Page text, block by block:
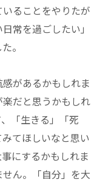
ることをやりたが
常を過ごしたい」
。
があるかもしれま
だと思うかもしれ
「生きる」「死
てほしいなと思い
にするかもしれま
ん。「自分」を大